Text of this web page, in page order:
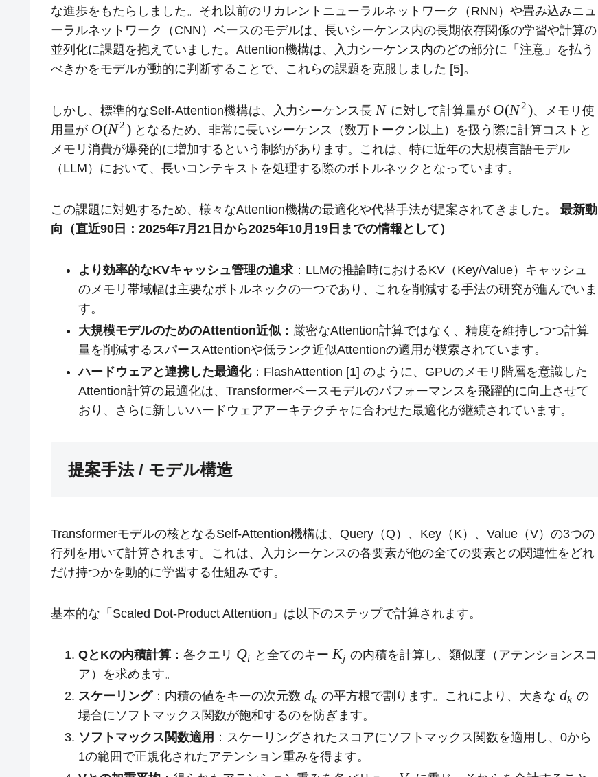
な進歩をもたらしました。それ以前のリカレントニューラルネットワーク（RNN）や畳み込みニュ
ーラルネットワーク（CNN）ベースのモデルは、長いシーケンス内の長期依存関係の学習や計算の
並列化に課題を抱えていました。Attention機構は、入力シーケンス内のどの部分に「注意」を払う
べきかをモデルが動的に判断することで、これらの課題を克服しました [5]。
しかし、標準的なSelf-Attention機構は、入力シーケンス長 N に対して計算量が O(N2)、メモリ使
用量が O(N 2)となるため、非常に長いシーケンス（数万トークン以上）を扱う際に計算コストと
メモリ消費が爆発的に増加するという制約があります。これは、特に近年の大規模言語モデル
（LLM）において、長いコンテキストを処理する際のボトルネックとなっています。
この課題に対処するため、様々なAttention機構の最適化や代替手法が提案されてきました。 最新動
向（直近90日：2025年7月21日から2025年10月19日までの情報として）
より効率的なKVキャッシュ管理の追求：LLMの推論時におけるKV（Key/Value）キャッシュ
のメモリ帯域幅は主要なボトルネックの一つであり、これを削減する手法の研究が進んでいま
す。
大規模モデルのためのAttention近似：厳密なAttention計算ではなく、精度を維持しつつ計算
量を削減するスパースAttentionや低ランク近似Attentionの適用が模索されています。
ハードウェアと連携した最適化：FlashAttention [1] のように、GPUのメモリ階層を意識した
Attention計算の最適化は、Transformerベースモデルのパフォーマンスを飛躍的に向上させて
おり、さらに新しいハードウェアアーキテクチャに合わせた最適化が継続されています。
提案手法 / モデル構造
Transformerモデルの核となるSelf-Attention機構は、Query（Q）、Key（K）、Value（V）の3つの
行列を用いて計算されます。これは、入力シーケンスの各要素が他の全ての要素との関連性をどれ
だけ持つかを動的に学習する仕組みです。
基本的な「Scaled Dot-Product Attention」は以下のステップで計算されます。
QとKの内積計算：各クエリ Qi と全てのキーKj の内積を計算し、類似度（アテンションスコ
ア）を求めます。
スケーリング：内積の値をキーの次元数 dk の平方根で割ります。これにより、大きな dk の
場合にソフトマックス関数が飽和するのを防ぎます。
ソフトマックス関数適用 ：スケーリングされたスコアにソフトマックス関数を適用し、0から
1の範囲で正規化されたアテンション重みを得ます。